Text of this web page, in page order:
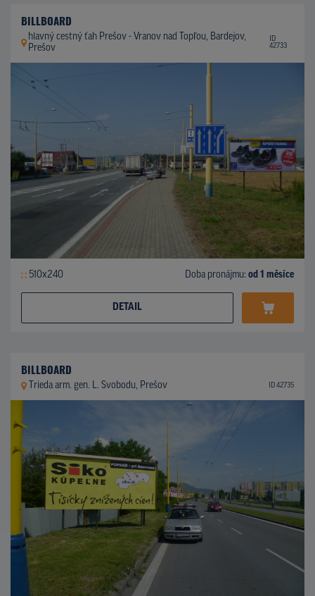
BILLBOARD
hlavný cestný ťah Prešov - Vranov nad Topľou, Bardejov,
Prešov
ID
42733
510x240 Doba pronájmu: od 1 měsíce
DETAIL
BILLBOARD
Trieda arm. gen. L. Svobodu, Prešov ID 42735